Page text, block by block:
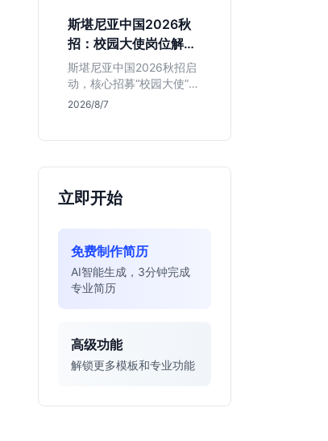
在本地积累工业场景经验
的应届生。
斯堪尼亚中国2026秋
招：校园大使岗位解读
与投递指南
斯堪尼亚中国2026秋招启
动，核心招募“校园大使”而
非技术管培生。本文解析
你判断是否值得投递。
2026/8/7
立即开始
免费制作简历
AI智能生成，3分钟完成
专业简历
高级功能
解锁更多模板和专业功能